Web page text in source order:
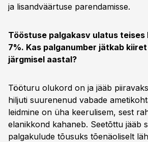
ja lisandväärtuse parendamisse.
Tööstuse palgakasv ulatus
7%. Kas palganumber jätkab
järgmisel aastal?
Tööturu olukord on ja jääb
hiljuti suurenenud vabade
leidmine on üha keerulisem, sest
elanikkond kahaneb. Seetõttu jääb
palgakulude tõusuks tõenäoliselt